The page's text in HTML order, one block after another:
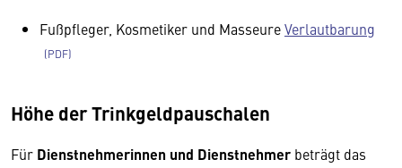
Fußpfleger, Kosmetiker und MasseureVerlautbarung
Höhe der Trinkgeldpauschalen
Für Dienstnehmerinnen und Dienstnehmer beträgt das